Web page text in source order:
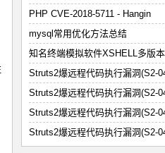
PHP CVE-2018-5711 - Han
PHP CVE-2018-5711 - Hangin
mysql常用优化方法总结
知名终端模拟软件XSHELL多版本
Struts2爆远程代码执行漏洞(S2-
Struts2爆远程代码执行漏洞(S2-
Struts2爆远程代码执行漏洞(S2-
Struts2爆远程代码执行漏洞(S2-